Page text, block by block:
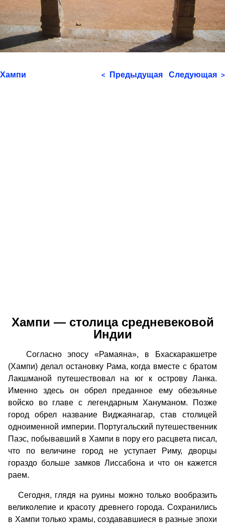
Хампи < Предыдущая Следующая >
Хампи — столица средневековой
Индии
Согласно эпосу «Рамаяна», в Бхаскаракшетре
(Хампи) делал остановку Рама, когда вместе с братом
Лакшманой путешествовал на юг к острову Ланка.
Именно здесь он обрел преданное ему обезьянье
войско во главе с легендарным Хануманом. Позже
город обрел название Виджаянагар, став столицей
одноименной империи. Португальский путешественник
Паэс, побывавший в Хампи в пору его расцвета писал,
что по величине город не уступает Риму, дворцы
гораздо больше замков Лиссабона и что он кажется
раем.
Сегодня, глядя на руины можно только вообразить
великолепие и красоту древнего города. Сохранились
в Хампи только храмы, создававшиеся в разные эпохи